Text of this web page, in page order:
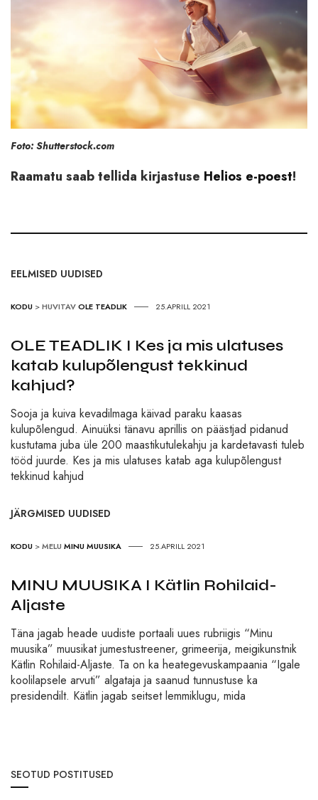
Foto: Shutterstock.com
Raamatu saab tellida kirjastuse Helios e-poest!
EELMISED UUDISED
KODU >HUVITAVOLE TEADLIK 25.APRILL 2021
OLE TEADLIK I Kes ja mis ulatuses
katab kulupõlengust tekkinud
kahjud?
Sooja ja kuiva kevadilmaga käivad paraku kaasas
kulupõlengud. Ainuüksi tänavu aprillis on päästjad pidanud
kustutama juba üle 200 maastikutulekahju ja kardetavasti tuleb
tööd juurde. Kes ja mis ulatuses katab aga kulupõlengust
tekkinud kahjud
JÄRGMISED UUDISED
KODU >MELU MINU MUUSIKA 25.APRILL 2021
MINU MUUSIKA I Kätlin Rohilaid-
Aljaste
Täna jagab heade uudiste portaali uues rubriigis “Minu
muusika” muusikat jumestustreener, grimeerija, meigikunstnik
Kätlin Rohilaid-Aljaste. Ta on ka heategevuskampaania “Igale
koolilapsele arvuti” algataja ja saanud tunnustuse ka
presidendilt. Kätlin jagab seitset lemmiklugu, mida
SEOTUD POSTITUSED